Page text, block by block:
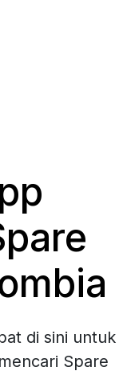
di sini untuk
Spare